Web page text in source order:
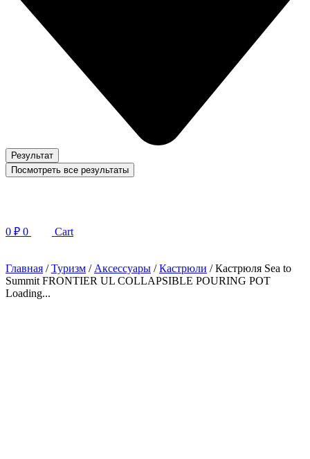
Результат
Посмотреть все результаты
0 ₽ 0 Cart
Главная /Туризм / Аксессуары /Кастрюли / Кастрюля Sea to
Summit FRONTIER UL COLLAPSIBLE POURING POT
Loading...